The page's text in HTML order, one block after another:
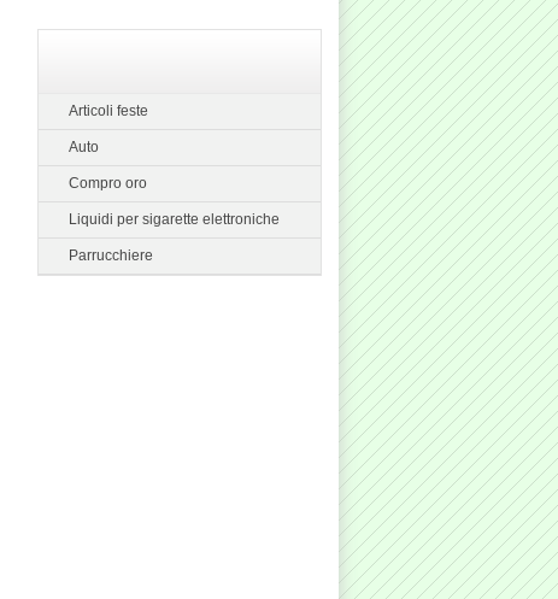
Articoli feste
Auto
Compro oro
Liquidi per sigarette elettroniche
Parrucchiere